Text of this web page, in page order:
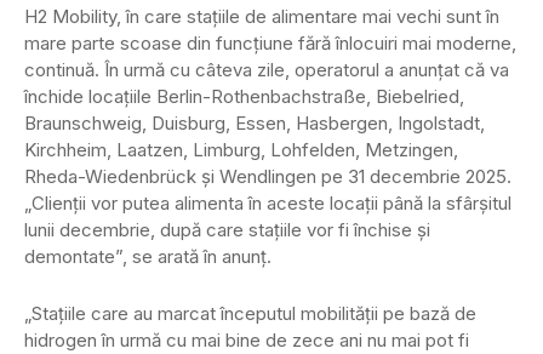
H2 Mobility, în care stațiile de alimentare mai vechi sunt în
mare parte scoase din funcțiune fără înlocuiri mai moderne,
continuă. În urmă cu câteva zile, operatorul a anunțat că va
închide locațiile Berlin-Rothenbachstraße, Biebelried,
Braunschweig, Duisburg, Essen, Hasbergen, Ingolstadt,
Kirchheim, Laatzen, Limburg, Lohfelden, Metzingen,
Rheda-Wiedenbrück și Wendlingen pe 31 decembrie 2025.
„Clienții vor putea alimenta în aceste locații până la sfârșitul
lunii decembrie, după care stațiile vor fi închise și
demontate”, se arată în anunț.
„Stațiile care au marcat începutul mobilității pe bază de
hidrogen în urmă cu mai bine de zece ani nu mai pot fi